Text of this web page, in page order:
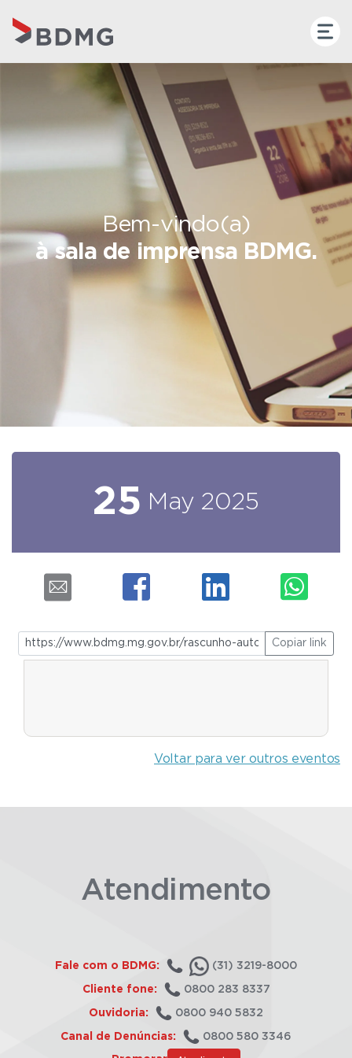
Bem-vindo(a)
à sala de imprensa BDMG.
25 May 2025
Copiar link
Voltar para ver outros eventos
Atendimento
Fale com o BDMG: (31) 3219-8000
Cliente fone: 0800 283 8337
Ouvidoria: 0800 940 5832
Canal de Denúncias: 0800 580 3346